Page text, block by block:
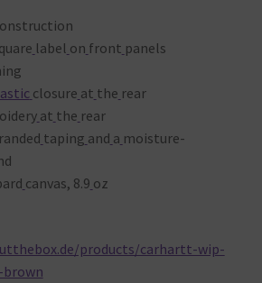
label on front panels
closure at the rear
at the rear
taping and a moisture-
canvas, 8.9 oz
products/carhartt-wip-